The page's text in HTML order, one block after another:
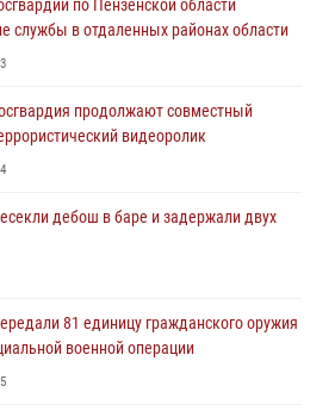
по Пензенской области
службы в отдаленных районах области
3
продолжают совместный
видеоролик
4
дебош в баре и задержали двух
81 единицу гражданского оружия
военной операции
5